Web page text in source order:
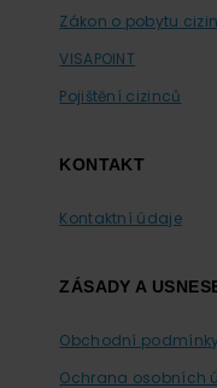
Zákon o pobytu
VISAPOINT
Pojištění cizinců
KONTAKT
Kontaktní údaje
ZÁSADY A
Obchodní
Ochrana osobních